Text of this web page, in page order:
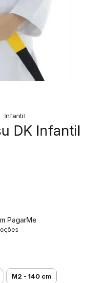
Infantil
DK Infantil
PagarMe
M2 - 140 cm